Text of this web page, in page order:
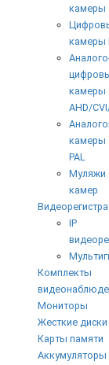
камеры
камеры
камеры
AHD/
камеры
PAL
Муляжи
камер
IP
Комплекты
Мониторы
Жесткие диски
Карты памяти
Аккумуляторы